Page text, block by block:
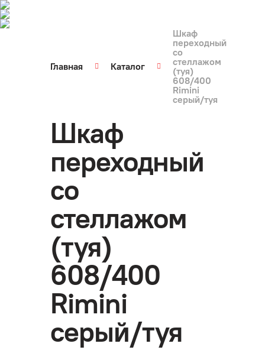
Главная Каталог
Шкаф
переходный
со
стеллажом
(туя)
608/400
Rimini
серый/туя
Шкаф
переходный
со
стеллажом
(туя)
608/400
Rimini
серый/туя